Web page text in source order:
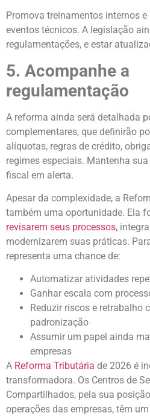
Promova treinamentos internos
eventos técnicos. A legislação
regulamentações, e estar
5. Acompanhe a
regulamentação
A reforma ainda será detalhada
complementares, que definirão
alíquotas, regras de crédito,
regimes especiais. Mantenha
fiscal em alerta.
Apesar da complexidade, a
também uma oportunidade. Ela
revisarem seus processos,
modernizarem suas práticas.
representa uma chance de:
Automatizar atividades
Ganhar escala com
Reduzir riscos e retrabalho
padronização
Assumir um papel ainda
empresas
A Reforma Tributária de 2026 é
transformadora. Os Centros de
Compartilhados, pela sua
operações das empresas, têm